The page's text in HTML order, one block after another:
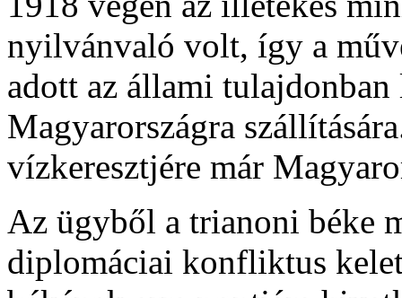
nyilvánvaló volt, így a
adott az állami tulajdonban
Magyarországra
vízkeresztjére már
Az ügyből a trianoni béke
diplomáciai konfliktus